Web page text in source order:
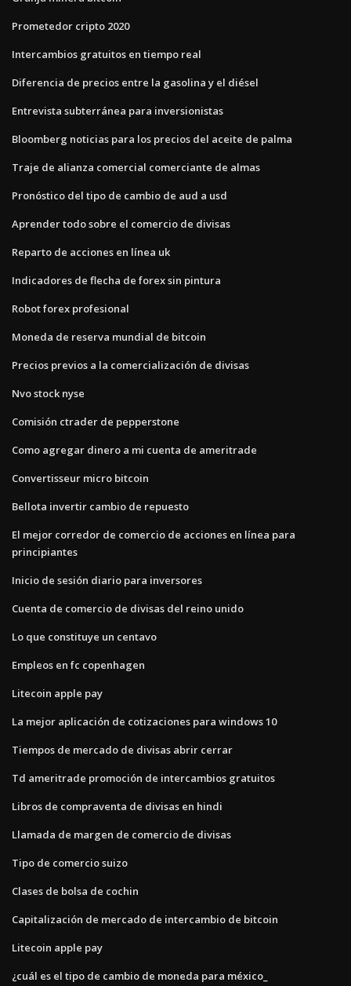
Prometedor cripto 2020
Intercambios gratuitos en tiempo real
Diferencia de precios entre la gasolina y el diésel
Entrevista subterránea para inversionistas
Bloomberg noticias para los precios del aceite de palma
Traje de alianza comercial comerciante de almas
Pronóstico del tipo de cambio de aud a usd
Aprender todo sobre el comercio de divisas
Reparto de acciones en línea uk
Indicadores de flecha de forex sin pintura
Robot forex profesional
Moneda de reserva mundial de bitcoin
Precios previos a la comercialización de divisas
Nvo stock nyse
Comisión ctrader de pepperstone
Como agregar dinero a mi cuenta de ameritrade
Convertisseur micro bitcoin
Bellota invertir cambio de repuesto
El mejor corredor de comercio de acciones en línea para
principiantes
Inicio de sesión diario para inversores
Cuenta de comercio de divisas del reino unido
Lo que constituye un centavo
Empleos en fc copenhagen
Litecoin apple pay
La mejor aplicación de cotizaciones para windows 10
Tiempos de mercado de divisas abrir cerrar
Td ameritrade promoción de intercambios gratuitos
Libros de compraventa de divisas en hindi
Llamada de margen de comercio de divisas
Tipo de comercio suizo
Clases de bolsa de cochin
Capitalización de mercado de intercambio de bitcoin
Litecoin apple pay
¿cuál es el tipo de cambio de moneda para méxico_